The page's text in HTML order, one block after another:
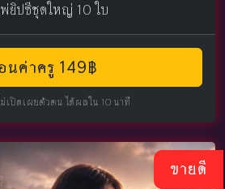
ยิปซีชุดใหญ่ 10 ใบ
นค่าครู 149฿
เปิดเผยตัวตน ได้ผลใน 10 นาที
ขายดี